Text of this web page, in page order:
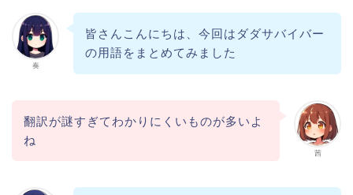
奏
皆さんこんにちは、今回はダダサバイバー
の用語をまとめてみました
茜
翻訳が謎すぎてわかりにくいものが多いよ
ね